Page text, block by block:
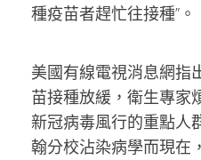
種疫苗者趕忙往接種”。
美國有線電視消息網指
苗接種放緩，衛生專家
新冠病毒風行的重點人
翰分校沾染病學而現在